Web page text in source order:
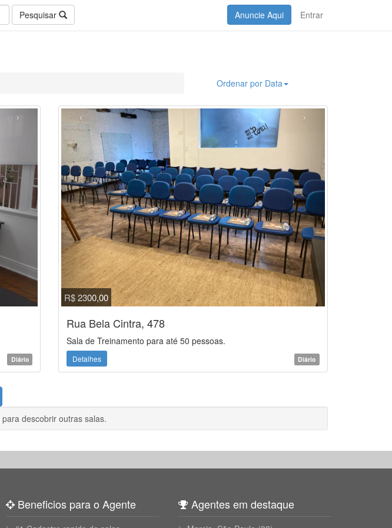
Pesquisar Anuncie Aqui Entrar
Ordenar por Data
›
Diário
R$ 2300,00
‹ ›
Rua Bela Cintra, 478
Sala de Treinamento para até 50 pessoas.
Detalhes Diário
para descobrir outras salas.
Beneficios para o Agente Agentes em destaque